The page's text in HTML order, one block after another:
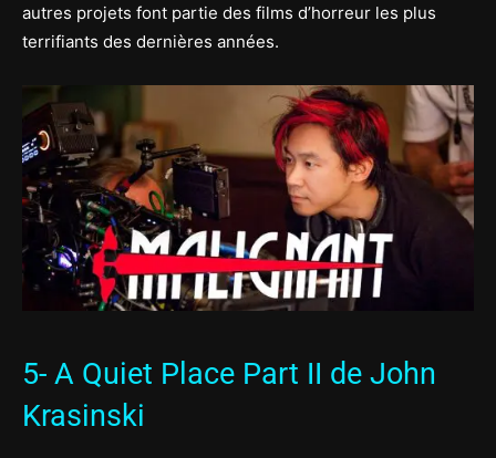
autres projets font partie des films d’horreur les plus
terrifiants des dernières années.
5- A Quiet Place Part II de John
Krasinski